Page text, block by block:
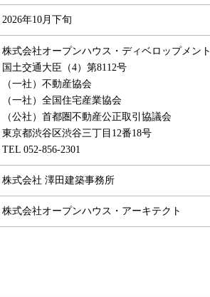
2026年10月下旬
株式会社オープンハウス・ディベロップメント
国土交通大臣（4）第8112号
（一社）不動産協会
（一社）全国住宅産業協会
（公社）首都圏不動産公正取引協議会
東京都渋谷区渋谷三丁目12番18号
TEL 052-856-2301
株式会社 澤田建築事務所
株式会社オープンハウス・アーキテクト